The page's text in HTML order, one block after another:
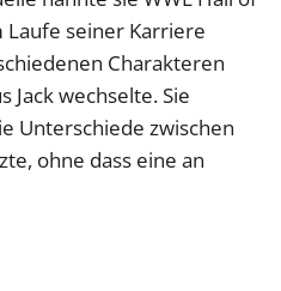
Laufe seiner Karriere
Charakteren
Jack wechselte. Sie
Unterschiede zwischen
ohne dass eine an